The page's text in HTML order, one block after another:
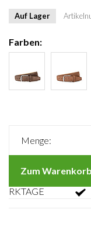
Auf Lager
Farben:
Menge:
Zum
14-